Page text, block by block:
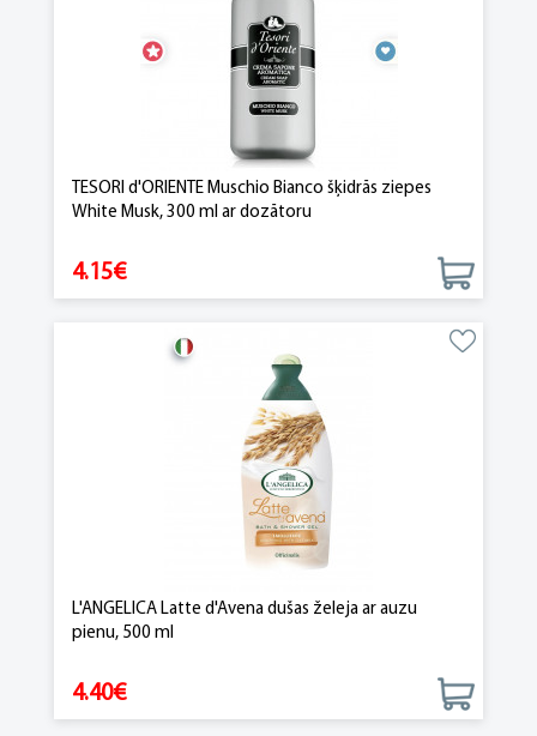
TESORI d'ORIENTE Muschio Bianco šķidrās ziepes
White Musk, 300 ml ar dozātoru
4.15€
L'ANGELICA Latte d'Avena dušas želeja ar auzu
pienu, 500 ml
4.40€